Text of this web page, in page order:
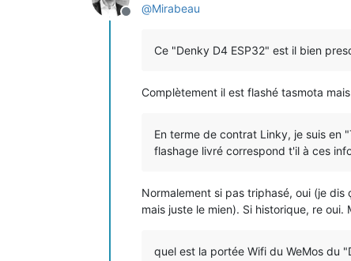
Offline
@Mirabeau
Ce "Denky D4 ESP32" est il bien
Complètement il est flashé tasmota
En terme de contrat Linky, je suis en
flashage livré correspond t'il à ces
Normalement si pas triphasé, oui (je
mais juste le mien). Si historique, re oui.
quel est la portée Wifi du WeMos du